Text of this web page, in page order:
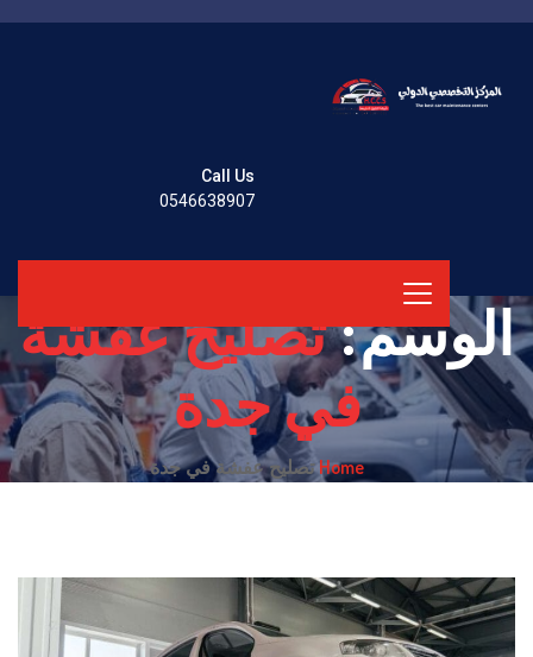
Call Us
0546638907
الوسم:تصليح عفشة
في جدة
Homeتصليح عفشة في جدة